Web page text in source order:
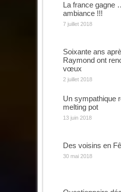
La france gagne
ambiance !!!
7 juillet 2018
Soixante ans
Raymond ont
vœux
2 juillet 2018
Un sympathique
melting pot
13 juin 2018
Des voisins en
30 mai 2018